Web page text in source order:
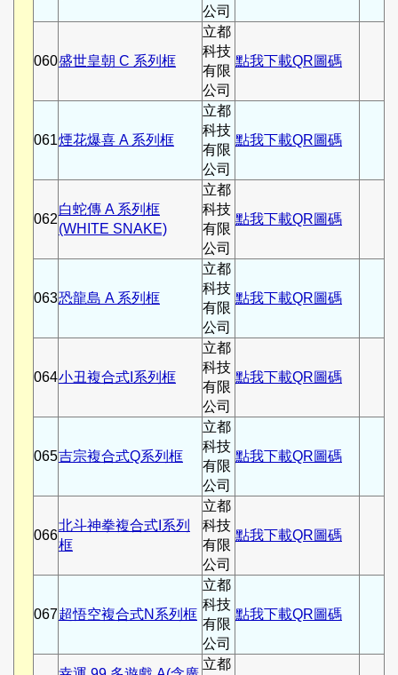
公司
060盛世皇朝 C 系列框
立都
科技
有限
公司
點我下載QR圖碼
061煙花爆喜 A 系列框
立都
科技
有限
公司
點我下載QR圖碼
062
白蛇傳 A 系列框
(WHITE SNAKE)
立都
科技
有限
公司
點我下載QR圖碼
063恐龍島 A 系列框
立都
科技
有限
公司
點我下載QR圖碼
064小丑複合式I系列框
立都
科技
有限
公司
點我下載QR圖碼
065吉宗複合式Q系列框
立都
科技
有限
公司
點我下載QR圖碼
066
北斗神拳複合式I系列
框
立都
科技
有限
公司
點我下載QR圖碼
067超悟空複合式N系列框
立都
科技
有限
公司
點我下載QR圖碼
立都